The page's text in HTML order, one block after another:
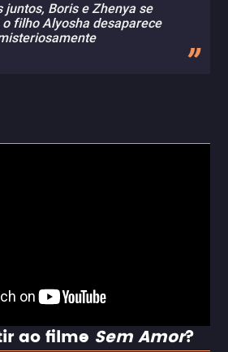
juntos, Boris e Zhenya se
filho Alyosha desaparece
ao filme Sem Amor?